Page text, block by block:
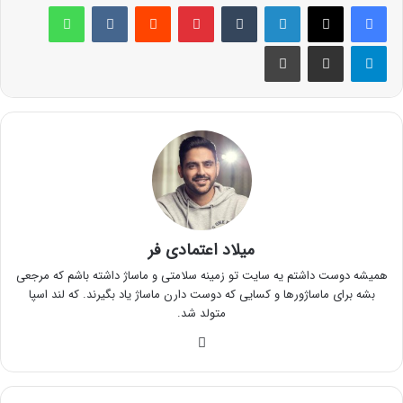
لینکدین ‫تامبلر پینترست‫رددیت ‫VKontakteواتس آپ
تلگرام اشتراک گذاری از طریق ایمیل چاپ
میلاد اعتمادی فر
همیشه دوست داشتم یه سایت تو زمینه سلامتی و ماساژ داشته باشم که مرجعی
بشه برای ماساژورها و کسایی که دوست دارن ماساژ یاد بگیرند. که لند اسپا
متولد شد.